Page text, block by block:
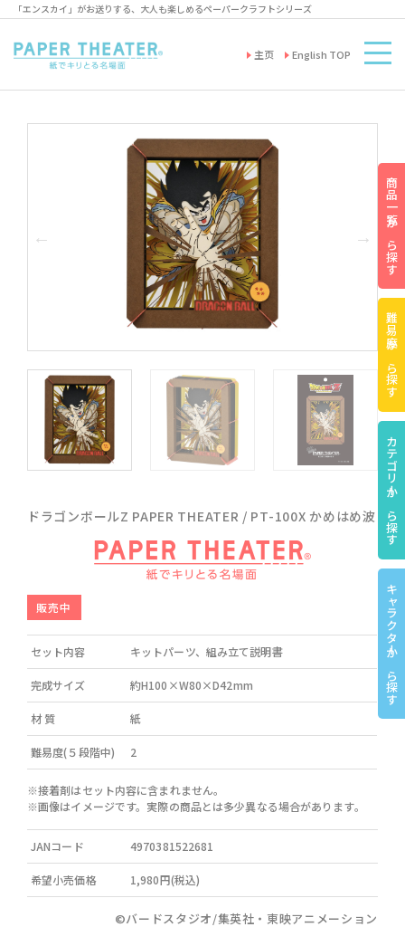
「エンスカイ」がお送りする、大人も楽しめるペーパークラフトシリーズ
主页 English TOP
ドラゴンボールZ PAPER THEATER / PT-100X かめはめ波
販売中
セット内容 キットパーツ、組み立て説明書
完成サイズ 約H100×W80×D42mm
材 質 紙
難易度(５段階中) 2
※接着剤はセット内容に含まれません。
※画像はイメージです。実際の商品とは多少異なる場合があります。
JANコード 4970381522681
希望小売価格 1,980円(税込)
©バードスタジオ/集英社・東映アニメーション
商品一覧から探す
難易度から探す
カテゴリーから探す
キャラクターから探す